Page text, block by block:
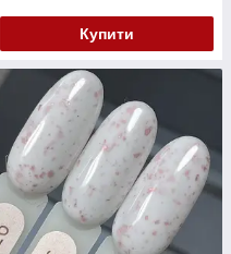
Купити